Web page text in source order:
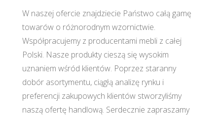
W naszej ofercie znajdziecie Państwo całą gamę
towarów o różnorodnym wzornictwie.
Współpracujemy z producentami mebli z całej
Polski. Nasze produkty cieszą się wysokim
uznaniem wśród klientów. Poprzez staranny
dobór asortymentu, ciągłą analizę rynku i
preferencji zakupowych klientów stworzyliśmy
naszą ofertę handlową. Serdecznie zapraszamy